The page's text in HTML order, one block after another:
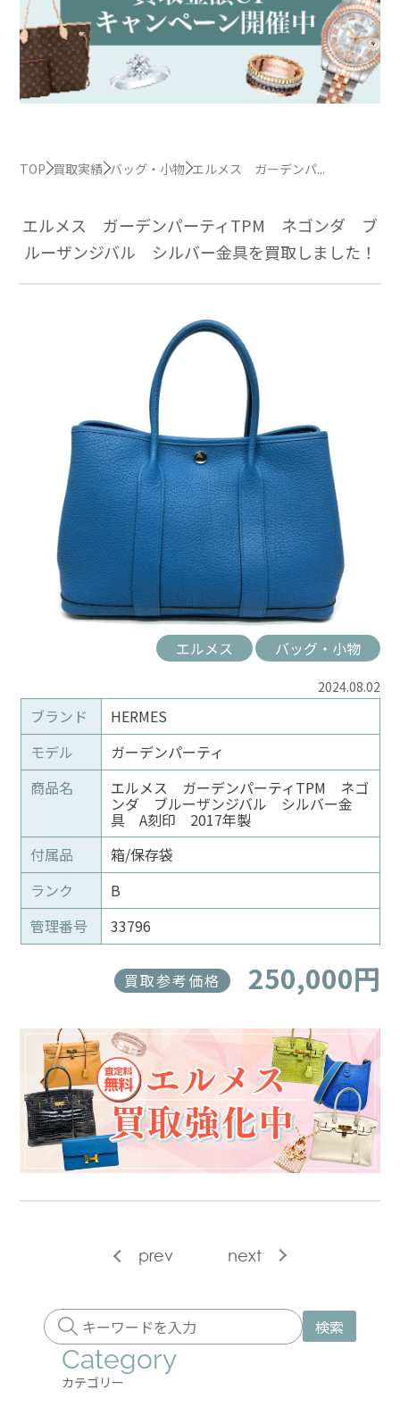
TOP 買取実績 バッグ・小物 エルメス ガーデンパ...
エルメス ガーデンパーティTPM ネゴンダ ブ
ルーザンジバル シルバー金具を買取しました！
エルメス バッグ・小物
2024.08.02
ブランド
HERMES
モデル
ガーデンパーティ
商品名
エルメス ガーデンパーティTPM ネゴ
ンダ ブルーザンジバル シルバー金
具 A刻印 2017年製
付属品
箱/保存袋
ランク
B
管理番号
33796
買取参考価格 250,000円
prev next
検索
Category
カテゴリー